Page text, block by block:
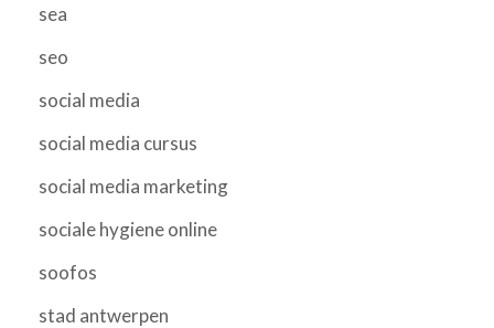
sea
seo
social media
social media cursus
social media marketing
sociale hygiene online
soofos
stad antwerpen